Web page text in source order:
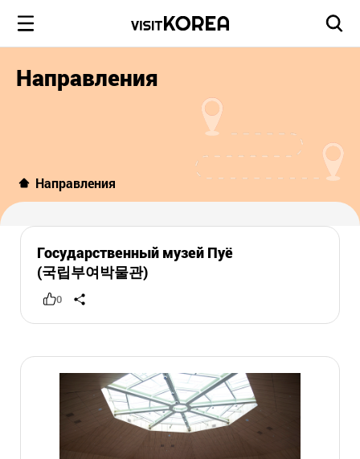
Направления
Направления
Государственный музей Пуё
(국립부여박물관)
0